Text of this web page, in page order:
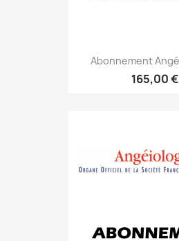
Abonnement
165,00 €